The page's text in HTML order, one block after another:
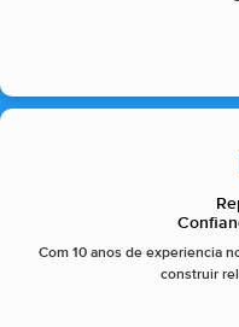
Com 10 anos de experiencia
construir